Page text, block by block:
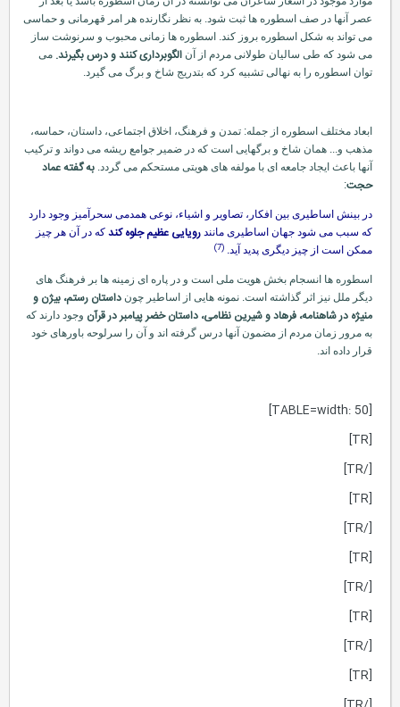
عصر آنها در صف اسطوره ها ثبت شود. به نظر نگارنده هر امر قهرمانی و حماسی
می تواند به شكل اسطوره بروز كند. اسطوره ها زمانی محبوب و سرنوشت ساز
می شود كه طی سالیان طولانی مردم از آن الگوبرداری كنند و درس بگیرند.می
توان اسطوره را به نهالی تشبیه كرد كه بتدریج شاخ و برگ می گیرد.
ابعاد مختلف اسطوره از جمله: تمدن و فرهنگ، اخلاق اجتماعی، داستان، حماسه،
مذهب و... همان شاخ و برگهایی است كه در ضمیر جوامع ریشه می دواند و تركیب
آنها باعث ایجاد جامعه ای با مولفه های هویتی مستحكم می گردد.به گفته عماد
حجت:
در بینش اساطیری بین افكار، تصاویر و اشیاء، نوعی همدمی سحرآمیز وجود دارد
كه سبب می شود جهان اساطیری مانندرویایی عظیم جلوه كندكه در آن هر چیز
ممكن است از چیز دیگری پدید آید. (7)
اسطوره ها انسجام بخش هویت ملی است و در پاره ای زمینه ها بر فرهنگ های
دیگر ملل نیز اثر گذاشته است. نمونه هایی از اساطیر چونداستان رستم، بیژن و
منیژه در شاهنامه، فرهاد و شیرین نظامی، داستان خضر پیامبر در قرآنوجود دارند كه
به مرور زمان مردم از مضمون آنها درس گرفته اند و آن را سرلوحه باورهای خود
قرار داده اند.